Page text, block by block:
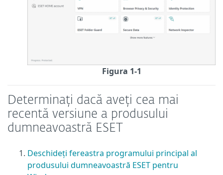
Figura 1-1
Determinați dacă aveți cea mai
recentă versiune a produsului
dumneavoastră ESET
Deschideți fereastra programului principal al
produsului dumneavoastră ESET pentru